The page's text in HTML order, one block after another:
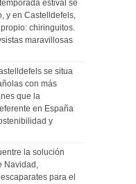
estival se
y en Castelldefels,
chiringuitos.
maravillosas
se situa
con más
que la
en España
y
la solución
Navidad,
para el